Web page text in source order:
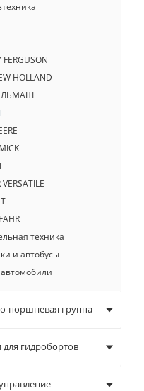
FERGUSON
HOLLAND
техника
и автобусы
поршневая группа
для гидробортов